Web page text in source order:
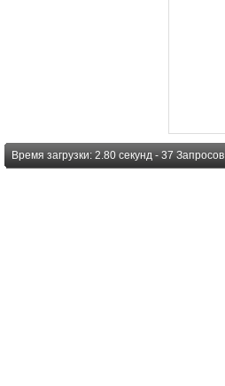
Время загрузки: 2.80 секунд - 37 Запросов